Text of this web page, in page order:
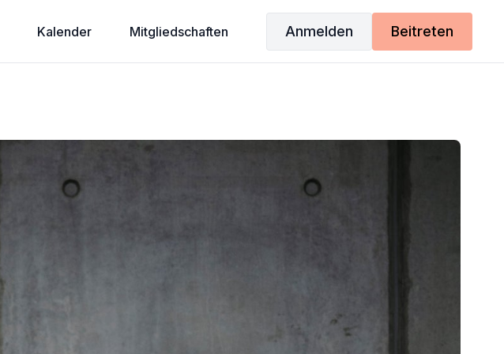
Kalender Mitgliedschaften Anmelden Beitreten